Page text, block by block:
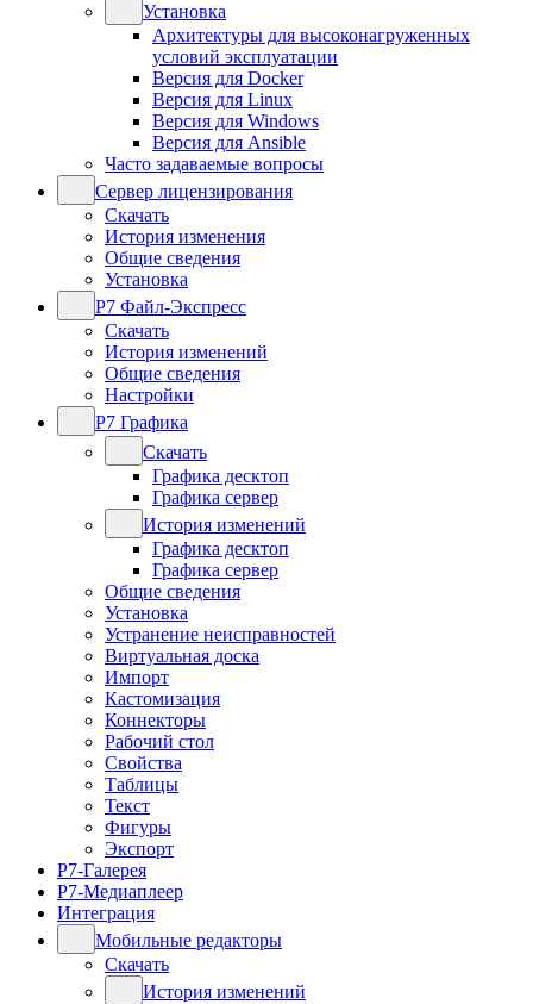
Установка
Архитектуры для высоконагруженных
условий эксплуатации
Версия для Docker
Версия для Linux
Версия для Windows
Версия для Ansible
Часто задаваемые вопросы
Сервер лицензирования
Скачать
История изменения
Общие сведения
Установка
Р7 Файл-Экспресс
Скачать
История изменений
Общие сведения
Настройки
Р7 Графика
Скачать
Графика десктоп
Графика сервер
История изменений
Графика десктоп
Графика сервер
Общие сведения
Установка
Устранение неисправностей
Виртуальная доска
Импорт
Кастомизация
Коннекторы
Рабочий стол
Свойства
Таблицы
Текст
Фигуры
Экспорт
Р7-Галерея
Р7-Медиаплеер
Интеграция
Мобильные редакторы
Скачать
История изменений